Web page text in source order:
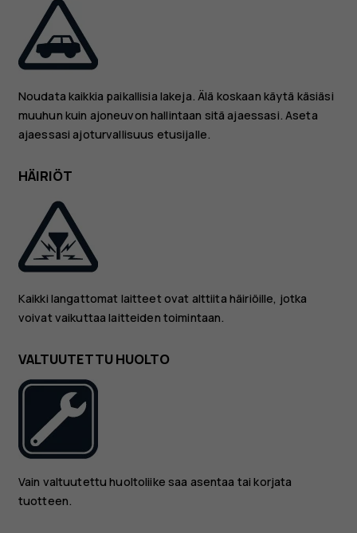
Noudata kaikkia paikallisia lakeja. Älä koskaan käytä käsiäsi
muuhun kuin ajoneuvon hallintaan sitä ajaessasi. Aseta
ajaessasi ajoturvallisuus etusijalle.
HÄIRIÖT
Kaikki langattomat laitteet ovat alttiita häiriöille, jotka
voivat vaikuttaa laitteiden toimintaan.
VALTUUTETTU HUOLTO
Vain valtuutettu huoltoliike saa asentaa tai korjata
tuotteen.